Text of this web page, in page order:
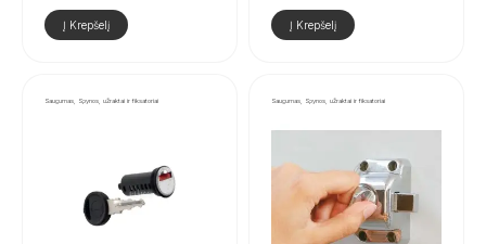
Į Krepšelį Į Krepšelį
Saugumas, Spynos, užraktai ir fiksatoriai Saugumas, Spynos, užraktai ir fiksatoriai